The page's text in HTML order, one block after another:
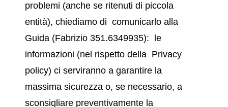
problemi (anche se ritenuti di piccola
entità), chiediamo di comunicarlo alla
Guida (Fabrizio 351.6349935): le
informazioni (nel rispetto della Privacy
policy)ci serviranno a garantire la
massima sicurezza o, se necessario, a
sconsigliare preventivamente la